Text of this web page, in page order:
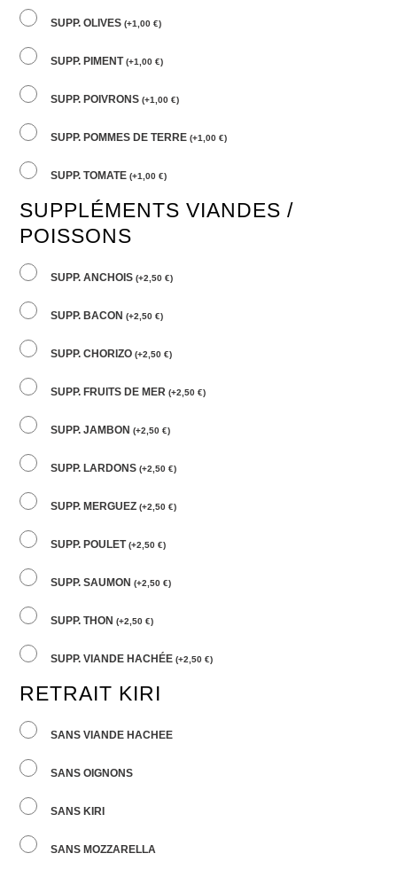
SUPP. OLIVES(+1,00€)
SUPP. PIMENT(+1,00€)
SUPP. POIVRONS(+1,00€)
SUPP. POMMES DE TERRE(+1,00€)
SUPP. TOMATE(+1,00€)
SUPPLÉMENTS VIANDES /
POISSONS
SUPP. ANCHOIS(+2,50€)
SUPP. BACON(+2,50€)
SUPP. CHORIZO(+2,50€)
SUPP. FRUITS DE MER(+2,50€)
SUPP. JAMBON(+2,50€)
SUPP. LARDONS(+2,50€)
SUPP. MERGUEZ(+2,50€)
SUPP. POULET(+2,50€)
SUPP. SAUMON(+2,50€)
SUPP. THON(+2,50€)
SUPP. VIANDE HACHÉE(+2,50€)
RETRAIT KIRI
SANS VIANDE HACHEE
SANS OIGNONS
SANS KIRI
SANS MOZZARELLA